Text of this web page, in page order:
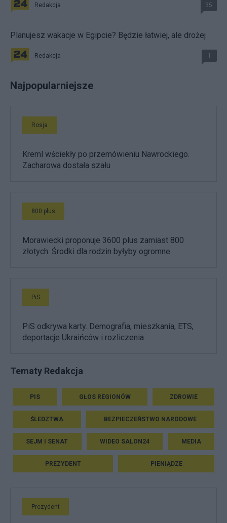
Redakcja 35
Planujesz wakacje w Egipcie? Będzie łatwiej, ale drożej
Redakcja 1
Najpopularniejsze
Rosja
Kreml wściekły po przemówieniu Nawrockiego.
Zacharowa dostała szału
800 plus
Morawiecki proponuje 3600 plus zamiast 800
złotych. Środki dla rodzin byłyby ogromne
PiS
PiS odkrywa karty. Demografia, mieszkania, ETS,
deportacje Ukraińców i rozliczenia
Tematy Redakcja
PIS GŁOS REGIONÓW ZDROWIE
ŚLEDZTWA BEZPIECZEŃSTWO NARODOWE
SEJM I SENAT WIDEO SALON24 MEDIA
PREZYDENT PIENIĄDZE
Prezydent